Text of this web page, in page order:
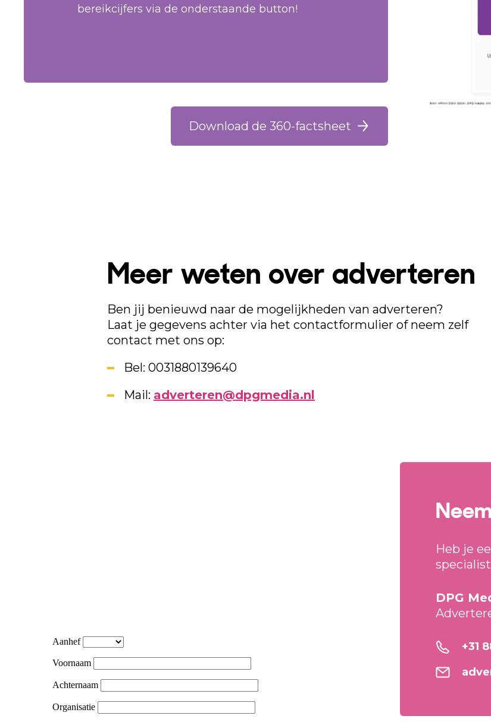
bereikcijfers via de onderstaande button!
Download de 360-factsheet
Meer weten over adverteren
Ben jij benieuwd naar de mogelijkheden van adverteren?
Laat je gegevens achter via het contactformulier of neem zelf
contact met ons op:
Bel: 0031880139640
Mail: adverteren@dpgmedia.nl
Heb je
DPG
+31